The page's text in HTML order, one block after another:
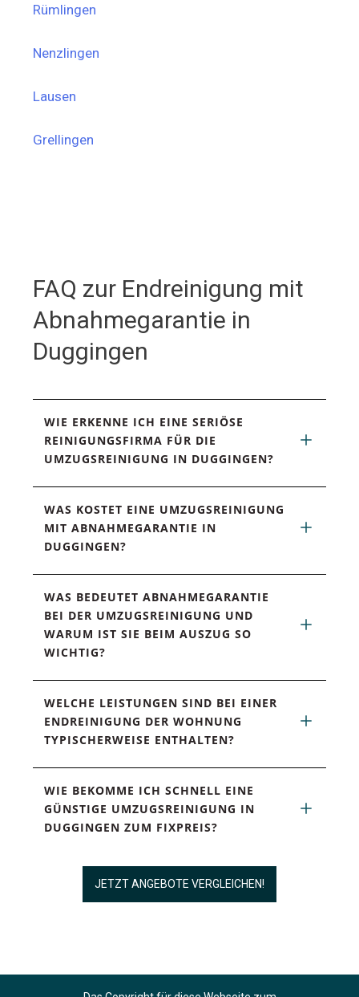
Rümlingen
Nenzlingen
Lausen
Grellingen
FAQ zur Endreinigung mit
Abnahmegarantie in
Duggingen
WIE ERKENNE ICH EINE SERIÖSE
REINIGUNGSFIRMA FÜR DIE
UMZUGSREINIGUNG IN DUGGINGEN?
WAS KOSTET EINE UMZUGSREINIGUNG
MIT ABNAHMEGARANTIE IN
DUGGINGEN?
WAS BEDEUTET ABNAHMEGARANTIE
BEI DER UMZUGSREINIGUNG UND
WARUM IST SIE BEIM AUSZUG SO
WICHTIG?
WELCHE LEISTUNGEN SIND BEI EINER
ENDREINIGUNG DER WOHNUNG
TYPISCHERWEISE ENTHALTEN?
WIE BEKOMME ICH SCHNELL EINE
GÜNSTIGE UMZUGSREINIGUNG IN
DUGGINGEN ZUM FIXPREIS?
JETZT ANGEBOTE VERGLEICHEN!